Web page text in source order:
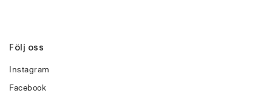
Följ oss
Instagram
Facebook